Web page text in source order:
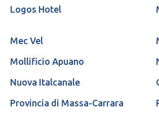
Logos Hotel
Mec Vel
Mollificio Apuano
Nuova Italcanale
Provincia di Massa-Carrara